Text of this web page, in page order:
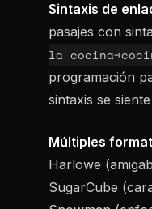
Sintaxis de
pasajes con
la cocina-
programación
sintaxis se
Múltiples
Harlowe
SugarCube